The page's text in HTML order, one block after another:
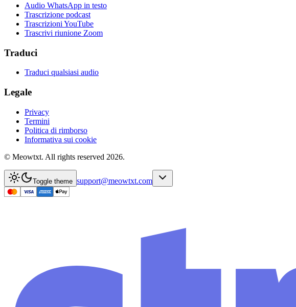
Audio WhatsApp in testo
Trascrizione podcast
Trascrizioni YouTube
Trascrivi riunione Zoom
Traduci
Traduci qualsiasi audio
Legale
Privacy
Termini
Politica di rimborso
Informativa sui cookie
© Meowtxt. All rights reserved 2026.
Toggle theme support@meowtxt.com